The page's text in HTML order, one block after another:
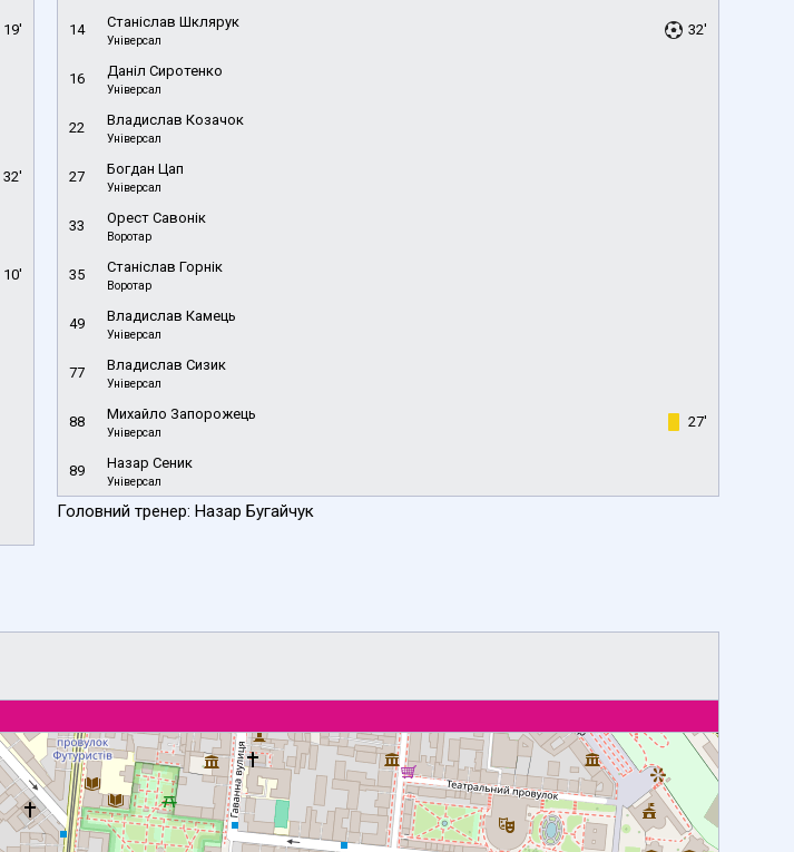
19'
32'
10'
14 Станіслав Шклярук
Універсал
32'
16 Даніл Сиротенко
Універсал
22 Владислав Козачок
Універсал
27 Богдан Цап
Універсал
33 Орест Савонік
Воротар
35 Станіслав Горнік
Воротар
49 Владислав Камець
Універсал
77 Владислав Сизик
Універсал
88 Михайло Запорожець
Універсал
27'
89 Назар Сеник
Універсал
Головний тренер: Назар Бугайчук